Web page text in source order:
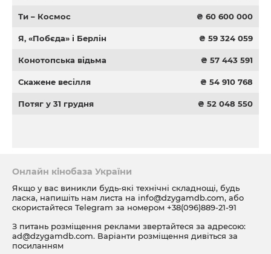
Ти – Космос ₴ 60 600 000
Я, «Побєда» і Берлін ₴ 59 324 059
Конотопська відьма ₴ 57 443 591
Скажене весілля ₴ 54 910 768
Потяг у 31 грудня ₴ 52 048 550
Онлайн кінобаза України
Якщо у вас виникли будь-які технічні складнощі, будь
ласка, напишіть нам листа на info@dzygamdb.com, або
скористайтеся Telegram за номером +38(096)889-21-91
З питань розміщення реклами звертайтеся за адресою:
ad@dzygamdb.com. Варіанти розміщення дивіться за
посиланням